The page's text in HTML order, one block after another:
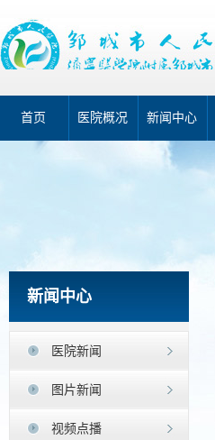
首页 医院概况 新闻中心
新闻中心
医院新闻
图片新闻
视频点播